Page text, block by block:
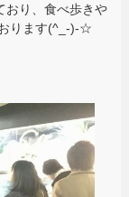
おり、食べ歩きや
ります(^_-)-☆